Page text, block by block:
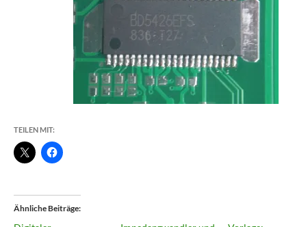
TEILEN MIT:
Ähnliche Beiträge